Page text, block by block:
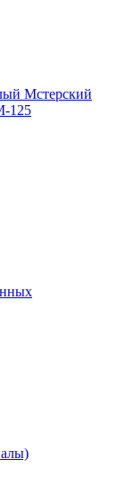
Мстерский
125